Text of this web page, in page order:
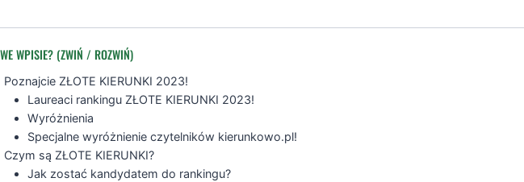
WPISIE? (ZWIŃ / ROZWIŃ)
Poznajcie ZŁOTE KIERUNKI 2023!
Laureaci rankingu ZŁOTE KIERUNKI 2023!
Wyróżnienia
Specjalne wyróżnienie czytelników kierunkowo.pl!
Czym są ZŁOTE KIERUNKI?
Jak zostać kandydatem do rankingu?